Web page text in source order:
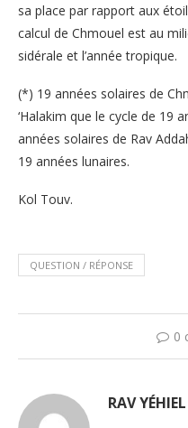
sa place par rapport aux
calcul de Chmouel est au
sidérale et l’année tropique.
(*) 19 années solaires de
‘Halakim que le cycle de 19
années solaires de Rav
19 années lunaires.
Kol Touv.
QUESTION / RÉPONSE
0
RAV